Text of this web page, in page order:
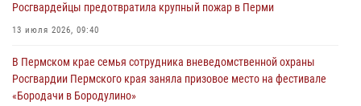
30 июля 2026, 05:19
богослужении в Перми
28 июля 2026, 10:44
Росгвардейцы предотвратила крупный пожар в Перми
13 июля 2026, 09:40
В Пермском крае семья сотрудника вневедомственной охраны
Росгвардии Пермского края заняла призовое место на фестивале
«Бородачи в Бородулино»